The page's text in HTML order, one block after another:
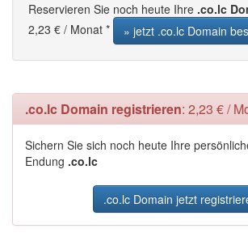
Reservieren Sie noch heute Ihre .co.lc
2,23 € / Monat *
» jetzt .co.lc Domain
.co.lc Domain registrieren: 2,23 € /
Sichern Sie sich noch heute Ihre
Endung .co.lc
.co.lc Domain jetzt